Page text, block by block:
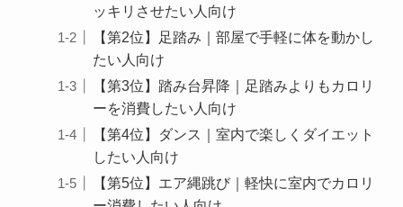
ッキリさせたい人向け
【第2位】足踏み｜部屋で手軽に体を動かし
たい人向け
【第3位】踏み台昇降｜足踏みよりもカロリ
ーを消費したい人向け
【第4位】ダンス｜室内で楽しくダイエット
したい人向け
【第5位】エア縄跳び｜軽快に室内でカロリ